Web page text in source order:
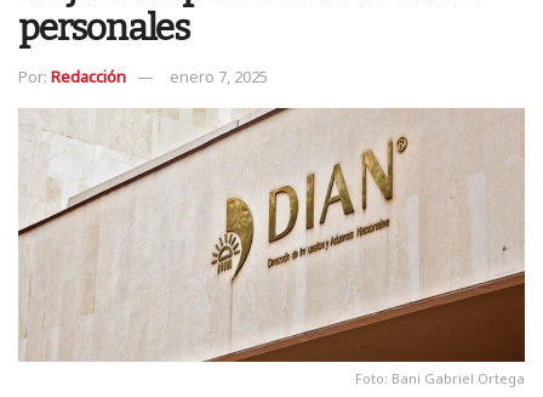
personales
Por: Redacción enero 7, 2025
Foto: Bani Gabriel Ortega